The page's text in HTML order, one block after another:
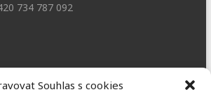
Souhlas s cookies
734 787 092